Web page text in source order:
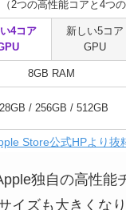
（2つの高性能コアと4つ
4コア
新しい5コア
GPU
8GB RAM
/ 256GB / 512GB
Store公式HPより抜
独自の高性能
イズも大きくな